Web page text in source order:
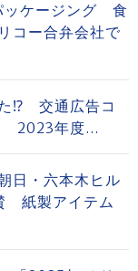
ッケージング 食
コー合弁会社で
⁉ 交通広告コ
2023年度...
日・六本木ヒル
紙製アイテム